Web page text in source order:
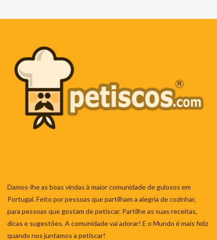
Damos-lhe as boas vindas à maior comunidade de gulosos em
Portugal. Feito por pessoas que partilham a alegria de cozinhar,
para pessoas que gostam de petiscar. Partilhe as suas receitas,
dicas e sugestões. A comunidade vai adorar! E o Mundo é mais feliz
quando nos juntamos a petiscar!